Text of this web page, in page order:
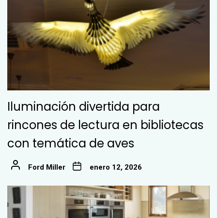
Iluminación divertida para
rincones de lectura en bibliotecas
con temática de aves
Ford Miller enero 12, 2026